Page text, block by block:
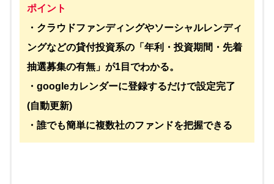
ポイント
・クラウドファンディングやソーシャルレンディ
ングなどの貸付投資系の「年利・投資期間・先着
抽選募集の有無」が1目でわかる。
・googleカレンダーに登録するだけで設定完了
(自動更新)
・誰でも簡単に複数社のファンドを把握できる